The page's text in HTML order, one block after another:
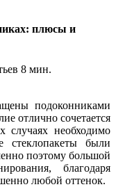
плюсы и
8 мин.
подоконниками
отлично сочетается
необходимо
стеклопакеты были
поэтому большой
благодаря
любой оттенок.